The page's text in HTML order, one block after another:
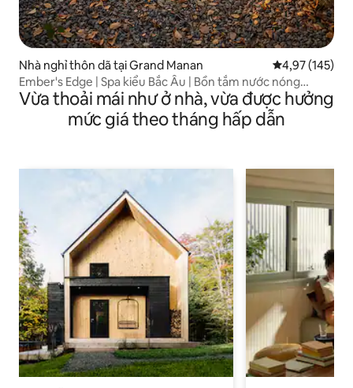
Nhà nghỉ thôn dã tại Grand Manan Xếp hạng
4,97 (145)
Ember's Edge | Spa kiểu Bắc Âu | Bồn tắm nước nóng
Phòng xông hơi Phòng tắm nước lạnh
Vừa thoải mái như ở nhà, vừa được hưởng
mức giá theo tháng hấp dẫn